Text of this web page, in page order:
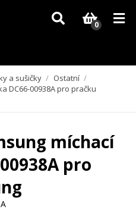
dodání dílů, které nejsou skladem,
za pochopení.
0
a sušičky / Ostatní /
DC66-00938A pro pračku
míchací
pro